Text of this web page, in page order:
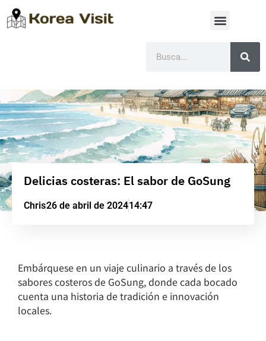
Delicias costeras: El sabor de GoSung
Chris26 de abril de 202414:47
Embárquese en un viaje culinario a través de los
sabores costeros de GoSung, donde cada bocado
cuenta una historia de tradición e innovación
locales.